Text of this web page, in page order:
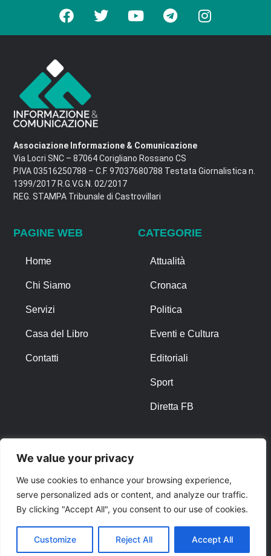
We value your privacy
We use cookies to enhance your browsing experience,
serve personalized ads or content, and analyze our traffic.
By clicking "Accept All", you consent to our use of cookies.
Customize Reject All Accept All
Associazione Informazione & Comunicazione
Via Locri SNC – 87064 Corigliano Rossano CS
P.IVA 03516250788 – C.F. 97037680788 Testata Giornalistica n.
1399/2017 R.G.V.G.N. 02/2017
REG. STAMPA Tribunale di Castrovillari
PAGINE WEB
Home
Chi Siamo
Servizi
Casa del Libro
Contatti
CATEGORIE
Attualità
Cronaca
Politica
Eventi e Cultura
Editoriali
Sport
Diretta FB
Privacy Policy